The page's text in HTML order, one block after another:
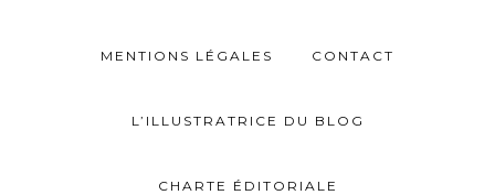
MENTIONS LÉGALES CONTACT
L’ILLUSTRATRICE DU BLOG
CHARTE ÉDITORIALE